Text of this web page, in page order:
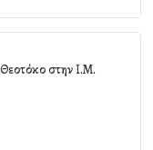
στην Ι.Μ.